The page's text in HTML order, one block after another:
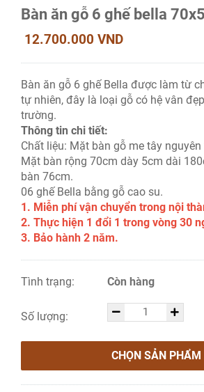
Bàn ăn gỗ 6 ghế bella
12.700.000 VND
Bàn ăn gỗ 6 ghế Bella được làm từ
tự nhiên, đây là loại gỗ có hệ vân
trường.
Thông tin chi tiết:
Chất liệu: Mặt bàn gỗ me tây
Mặt bàn rộng 70cm dày 5cm dài
bàn 76cm.
06 ghế Bella bằng gỗ cao su.
1. Miễn phí vận chuyển trong nội
2. Thực hiện 1 đổi 1 trong vòng 30
3. Bảo hành 2 năm.
Tình trạng: Còn hàng
Số lượng:
CHỌN SẢN PHẨM